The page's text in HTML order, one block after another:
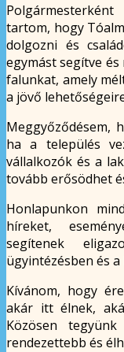
tartom, hogy
dolgozni és
egymást segítve
falunkat, amely
a jövő
Meggyőződésem,
ha a település
vállalkozók és a
tovább erősödhet
Honlapunkon
híreket,
segítenek
ügyintézésben és
Kívánom, hogy
akár itt élnek,
Közösen
rendezettebb és